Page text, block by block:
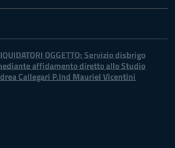
OGGETTO: Servizio disbrigo
affidamento diretto allo Studio
Callegari P.Ind Mauriel Vicentini